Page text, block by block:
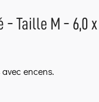
Taille M - 6,0
encens.